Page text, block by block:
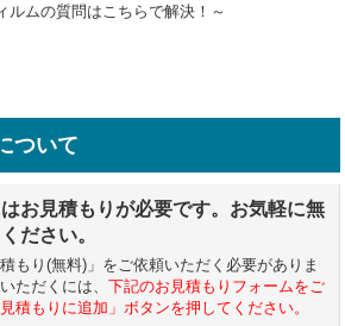
ルムの質問はこちらで解決！～
ついて
お見積もりが必要です。お気軽に無
ださい。
もり(無料)」をご依頼いただく必要がありま
ただくには、下記のお見積もりフォームをご
積もりに追加」ボタンを押してください。